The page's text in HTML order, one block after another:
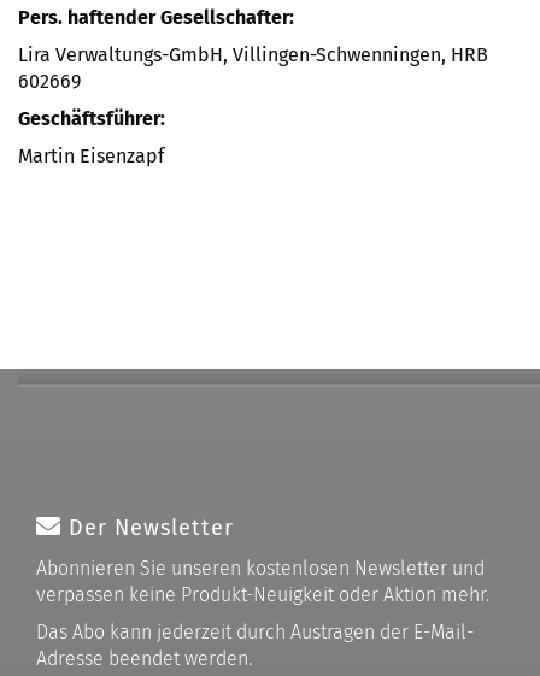
Pers. haftender Gesellschafter:
Lira Verwaltungs-GmbH, Villingen-Schwenningen, HRB
602669
Geschäftsführer:
Martin Eisenzapf
Der Newsletter
Abonnieren Sie unseren kostenlosen Newsletter und
verpassen keine Produkt-Neuigkeit oder Aktion mehr.
Das Abo kann jederzeit durch Austragen der E-Mail-
Adresse beendet werden.